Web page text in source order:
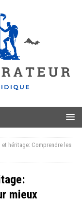
héritage: Comprendre les
mieux